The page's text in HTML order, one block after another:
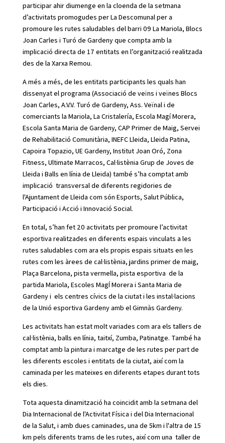
participar ahir diumenge en la cloenda de la setmana
d’activitats promogudes per La Descomunal per a
promoure les rutes saludables del barri 09 La Mariola, Blocs
Joan Carles i Turó de Gardeny que compta amb la
implicació directa de 17 entitats en l’organització realitzada
des de la Xarxa Remou.
A més a més, de les entitats participants les quals han
dissenyat el programa (Associació de veïns i veïnes Blocs
Joan Carles, A.V.V. Turó de Gardeny, Ass. Veïnal i de
comerciants la Mariola, La Cristalería, Escola Magí Morera,
Escola Santa Maria de Gardeny, CAP Primer de Maig, Servei
de Rehabilitació Comunitària, INEFC Lleida, Lleida Patina,
Capoira Topazio, UE Gardeny, Institut Joan Oró, Zona
Fitness, Ultimate Marracos, Cal·listènia Grup de Joves de
Lleida i Balls en línia de Lleida) també s’ha comptat amb
implicació transversal de diferents regidories de
l'Ajuntament de Lleida com són Esports, Salut Pública,
Participació i Acció i Innovació Social.
En total, s’han fet 20 activitats per promoure l’activitat
esportiva realitzades en diferents espais vinculats a les
rutes saludables com ara els propis espais situats en les
rutes com les àrees de cal·listènia, jardins primer de maig,
Plaça Barcelona, pista vermella, pista esportiva de la
partida Mariola, Escoles MagÍ Morera i Santa Maria de
Gardeny i els centres cívics de la ciutat i les instal·lacions
de la Unió esportiva Gardeny amb el Gimnàs Gardeny.
Les activitats han estat molt variades com ara els tallers de
cal·listènia, balls en línia, taitxí, Zumba, Patinatge. També ha
comptat amb la pintura i marcatge de les rutes per part de
les diferents escoles i entitats de la ciutat, així com la
caminada per les mateixes en diferents etapes durant tots
els dies.
Tota aquesta dinamització ha coincidit amb la setmana del
Dia Internacional de l'Activitat Física i del Dia Internacional
de la Salut, i amb dues caminades, una de 5km i l'altra de 15
km pels diferents trams de les rutes, així com una taller de